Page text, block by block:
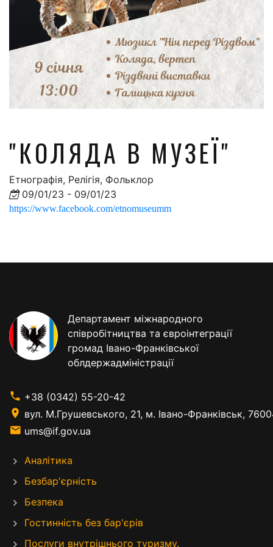
"КОЛЯДА В МУЗЕЇ"
Етнографія, Релігія, Фольклор
09/01/23 - 09/01/23
https://www.facebook.com/etnomuseumm
Департамент міжнародного
співробітництва та євроінтеграції
громад Івано-Франківської
облдержадміністрації
+38 (0342) 55-20-42
вул. М.Грушевського, 21, м. Івано-Франківськ,
ums@if.gov.ua
Аналітика
Безбар'єрність
Безпека
Гостинність без бар'єрів
Послуги внутрішнього туризму.